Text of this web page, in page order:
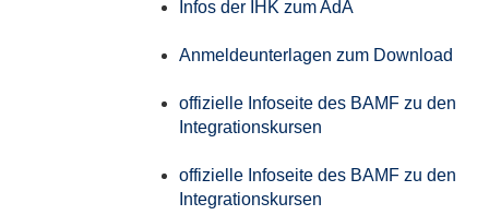
Infos der IHK zum AdA
Anmeldeunterlagen zum Download
offizielle Infoseite des BAMF zu den
Integrationskursen
offizielle Infoseite des BAMF zu den
Integrationskursen